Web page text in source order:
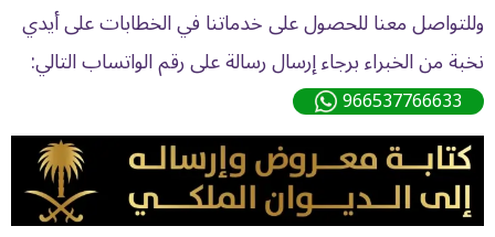
وللتواصل معنا للحصول على خدماتنا في الخطابات على أيدي
نخبة من الخبراء برجاء إرسال رسالة على رقم الواتساب التالي:
966537766633